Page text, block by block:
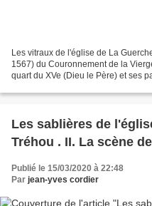
Les vitraux de l'église de La
1567) du Couronnement de la
quart du XVe (Dieu le Père) et ses
Les sablières de
Tréhou . II. La scène
Publié le 15/03/2020 à 22:48
Par jean-yves cordier